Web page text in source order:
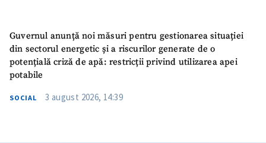
Guvernul anunță noi măsuri pentru gestionarea situației
din sectorul energetic și a riscurilor generate de o
potențială criză de apă: restricții privind utilizarea apei
potabile
SOCIAL 3 august 2026, 14:39